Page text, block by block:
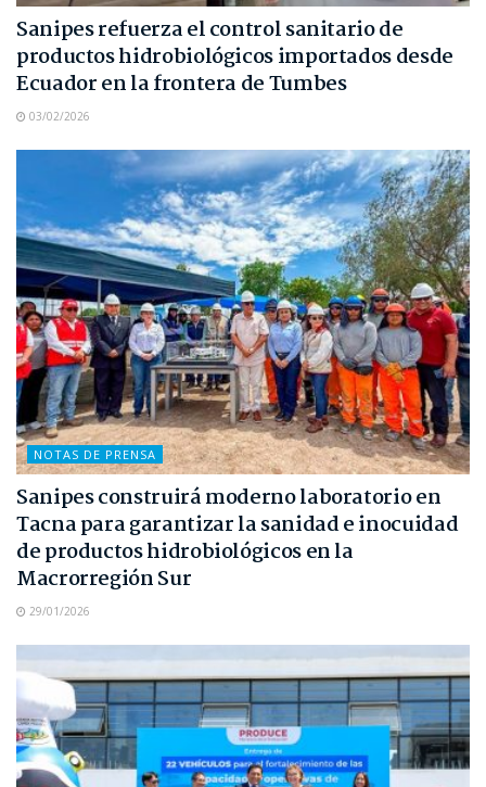
Sanipes refuerza el control sanitario de
productos hidrobiológicos importados desde
Ecuador en la frontera de Tumbes
03/02/2026
NOTAS DE PRENSA
Sanipes construirá moderno laboratorio en
Tacna para garantizar la sanidad e inocuidad
de productos hidrobiológicos en la
Macrorregión Sur
29/01/2026